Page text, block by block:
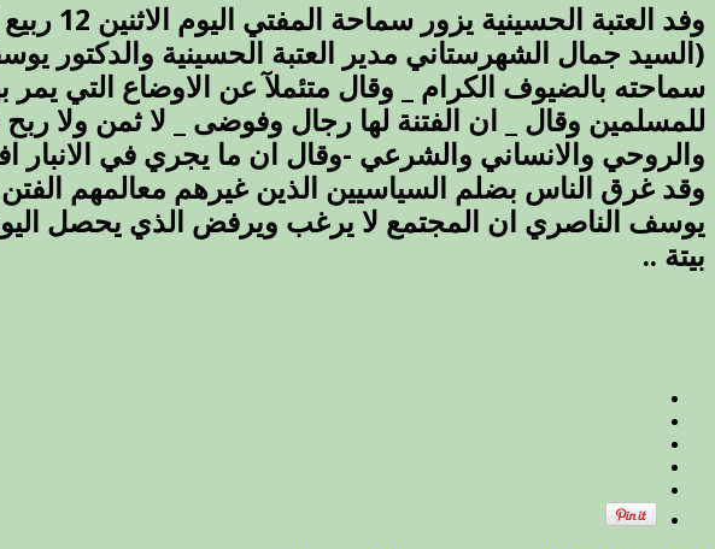
العتبة
الحسينية
يزور
سماحة
المفتي
اليوم
محافظة
كربلاء
مغلقة
(السيد جمال الشهرستاني مدير العتبة الحسينية والدكتور
سماحته بالضيوف الكرام _ وقال متئملآ عن الاوضاع التي يمر
للمسلمين وقال _ ان الفتنة لها رجال وفوضى _ لا ثمن ولا ربح
والروحي والانساني والشرعي -وقال ان ما يجري في الانبار
وقد غرق الناس بضلم السياسيين الذين غيرهم معالمهم
يوسف الناصري ان المجتمع لا يرغب ويرفض الذي يحصل
بيتة ..